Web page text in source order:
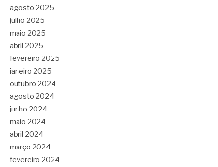
agosto 2025
julho 2025
maio 2025
abril 2025
fevereiro 2025
janeiro 2025
outubro 2024
agosto 2024
junho 2024
maio 2024
abril 2024
março 2024
fevereiro 2024